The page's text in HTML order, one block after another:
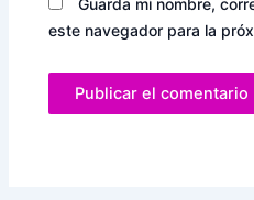
Guarda mi nombre,
este navegador para la